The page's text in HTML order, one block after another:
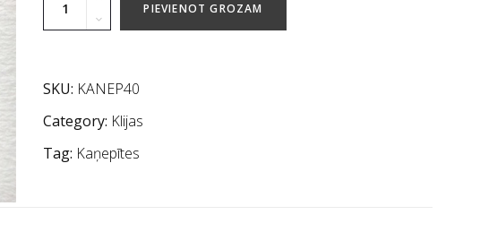
PIEVIENOT GROZAM
SKU: KANEP40
Category: Klijas
Tag: Kaņepītes